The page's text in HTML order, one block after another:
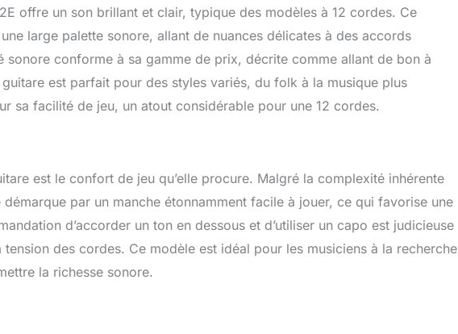
offre un son brillant et clair, typique des modèles à 12 cordes. Ce
large palette sonore, allant de nuances délicates à des accords
sonore conforme à sa gamme de prix, décrite comme allant de bon à
est parfait pour des styles variés, du folk à la musique plus
sa facilité de jeu, un atout considérable pour une 12 cordes.
est le confort de jeu qu’elle procure. Malgré la complexité inhérente
par un manche étonnamment facile à jouer, ce qui favorise une
d’accorder un ton en dessous et d’utiliser un capo est judicieuse
des cordes. Ce modèle est idéal pour les musiciens à la recherche
la richesse sonore.